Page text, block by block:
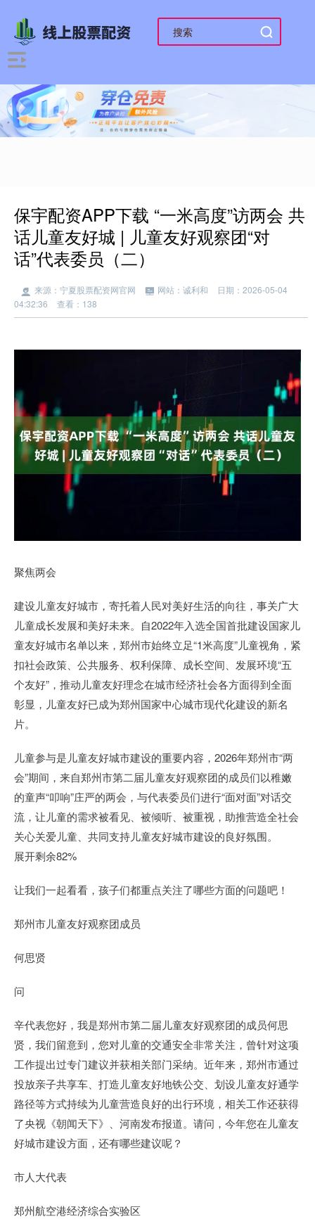
保宇配资APP下载 “一米高度”访两会 共
话儿童友好城 | 儿童友好观察团“对
话”代表委员（二）
来源：宁夏股票配资网官网 网站：诚利和
日期：2026-05-04
04:32:36
查看：138
聚焦两会
建设儿童友好城市，寄托着人民对美好生活的向往，事关广大
儿童成长发展和美好未来。自2022年入选全国首批建设国家儿
童友好城市名单以来，郑州市始终立足“1米高度”儿童视角，紧
扣社会政策、公共服务、权利保障、成长空间、发展环境“五
个友好”，推动儿童友好理念在城市经济社会各方面得到全面
彰显，儿童友好已成为郑州国家中心城市现代化建设的新名
片。
儿童参与是儿童友好城市建设的重要内容，2026年郑州市“两
会”期间，来自郑州市第二届儿童友好观察团的成员们以稚嫩
的童声“叩响”庄严的两会，与代表委员们进行“面对面”对话交
流，让儿童的需求被看见、被倾听、被重视，助推营造全社会
关心关爱儿童、共同支持儿童友好城市建设的良好氛围。
展开剩余82%
让我们一起看看，孩子们都重点关注了哪些方面的问题吧！
郑州市儿童友好观察团成员
何思贤
问
辛代表您好，我是郑州市第二届儿童友好观察团的成员何思
贤，我们留意到，您对儿童的交通安全非常关注，曾针对这项
工作提出过专门建议并获相关部门采纳。近年来，郑州市通过
投放亲子共享车、打造儿童友好地铁公交、划设儿童友好通学
路径等方式持续为儿童营造良好的出行环境，相关工作还获得
了央视《朝闻天下》、河南发布报道。请问，今年您在儿童友
好城市建设方面，还有哪些建议呢？
市人大代表
郑州航空港经济综合实验区